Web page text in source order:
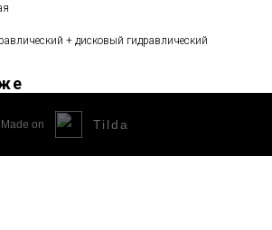
+ дисковый гидравлический
Made on Tilda